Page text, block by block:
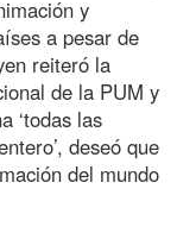
y
a pesar de
reiteró la
de la PUM y
‘todas las
deseó que
del mundo